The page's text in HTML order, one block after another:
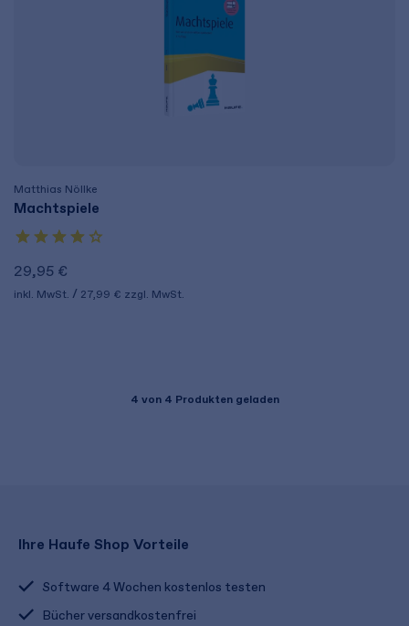
Matthias Nöllke
Machtspiele
29,95 €
inkl. MwSt. 27,99 € zzgl. MwSt.
4 von 4 Produkten geladen
Ihre Haufe Shop Vorteile
Software 4 Wochen kostenlos testen
Bücher versandkostenfrei